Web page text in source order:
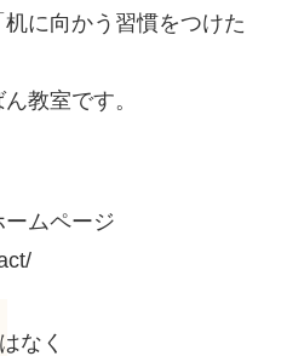
机に向かう習慣をつけた
教室です。
ムページ
なく